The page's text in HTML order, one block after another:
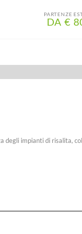
PARTENZE
DA €
degli impianti di risalita,